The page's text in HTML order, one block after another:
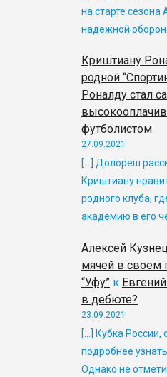
на старте
надежной
Криштиану
родной
Роналду стал
футболистом
27.09.2021
[…] Долореш
Криштиану
родного клуба,
академию в его
Алексей
мячей в своем
“Уфу” к
в дебюте?
23.09.2021
[…] Кубка
подробнее узнать
Однако не